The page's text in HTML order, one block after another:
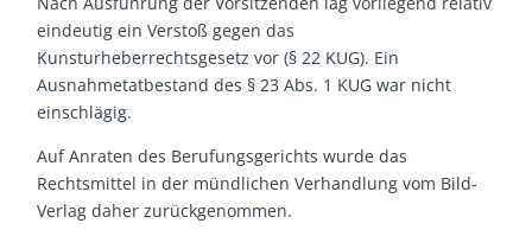
eindeutig ein Verstoß gegen das
Kunsturheberrechtsgesetz vor (§ 22 KUG). Ein
Ausnahmetatbestand des § 23 Abs. 1 KUG war nicht
einschlägig.
Auf Anraten des Berufungsgerichts wurde das
Rechtsmittel in der mündlichen Verhandlung vom Bild-
Verlag daher zurückgenommen.